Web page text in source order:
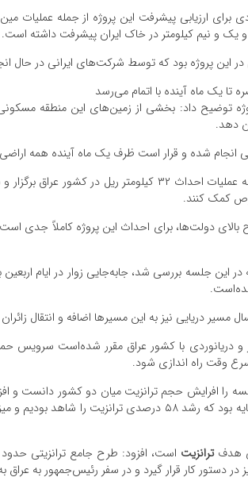
ارزیابی پیشرفت این پروژه از جمله عملیات
یک و نیم کیلومتر در خاک ایران پیشرفت داشته است.
این پروژه بود که توسط شرکت‌های ایرانی در حال
یک ماه آینده با اتمام می‌رسد
توضیح داد: بخشی از زمین‌های این منطقه
دهد.
انجام شده و قرار است ظرف یک ماه آینده همه
وزیر راه و شهرسازی یادآور شد: مناقصه عملیات احداث ۳۲
کمک کنند.
دولت‌ها، برای احداث این پروژه کاملاً جدی
این جلسه بررسی شد، جابه‌جایی زوار در ایام اربعین
دریایی نیز به این مسیرها اضافه و انتقال
و دریانوردی با کشور عراق مقرر شده‌است سرویس
وقت راه اندازی شود.
هدفترانزیت است، افزود: طرح جامع ترانزیتی
دستور کار قرار گیرد و در سفر رئیس‌جمهور به عراق